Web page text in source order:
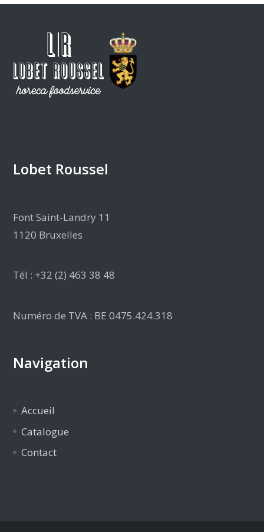
Lobet Roussel
Font Saint-Landry 11
1120 Bruxelles
Tél : +32 (2) 463 38 48
Numéro de TVA : BE 0475.424.318
Navigation
Accueil
Catalogue
Contact